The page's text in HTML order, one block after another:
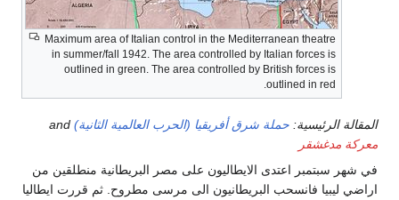
Maximum area of Italian control in the Mediterranean theatre
in summer/fall 1942. The area controlled by Italian forces is
outlined in green. The area controlled by British forces is
outlined in red.
الرئيسية:حملة شرق أفريقيا (الحرب العالمية الثانية)and
مدغشقر
شهر سبتمبر اعتدى الايطاليون على مصر البريطانية منطلقين من
ليبيا فانسحب البريطانيون الى مرسى مطروح. ثم قررت ايطاليا